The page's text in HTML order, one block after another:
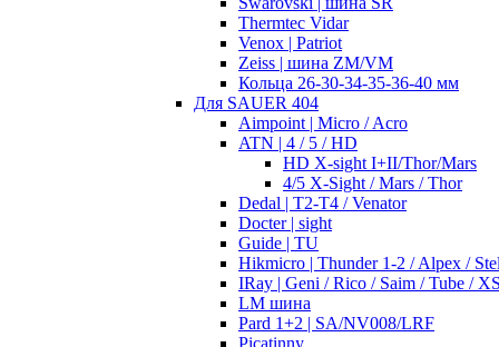
Thermtec Vidar
Venox | Patriot
Zeiss | шина ZM/VM
Кольца 26-30-34-35-36-40 мм
Для SAUER 404
Aimpoint | Micro / Acro
ATN | 4 / 5 / HD
HD X-sight I+II/Thor/Mars
4/5 X-Sight / Mars / Thor
Dedal | T2-T4 / Venator
Docter | sight
Guide | TU
Hikmicro | Thunder 1-2 / Alpex /
IRay | Geni / Rico / Saim / Tube /
LM шина
Pard 1+2 | SA/NV008/LRF
Picatinny